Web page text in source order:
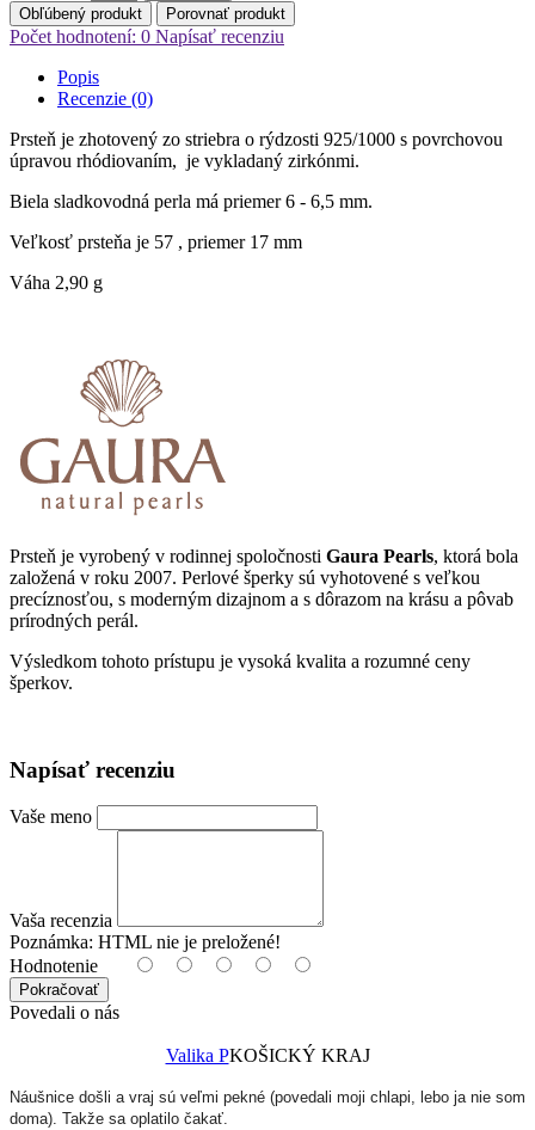
Obľúbený produkt Porovnať produkt
Počet hodnotení: 0 Napísať recenziu
Popis
Recenzie (0)
Prsteň je zhotovený zo striebra o rýdzosti 925/1000 s povrchovou
úpravou rhódiovaním, je vykladaný zirkónmi.
Biela sladkovodná perla má priemer 6 - 6,5 mm.
Veľkosť prsteňa je 57 , priemer 17 mm
Váha 2,90 g
Prsteň je vyrobený v rodinnej spoločnosti Gaura Pearls, ktorá bola
založená v roku 2007. Perlové šperky sú vyhotovené s veľkou
precíznosťou, s moderným dizajnom a s dôrazom na krásu a pôvab
prírodných perál.
Výsledkom tohoto prístupu je vysoká kvalita a rozumné ceny
šperkov.
Napísať recenziu
Vaše meno
Vaša recenzia
Poznámka: HTML nie je preložené!
Hodnotenie
Pokračovať
Povedali o nás
Valika PKOŠICKÝ KRAJ
Náušnice došli a vraj sú veľmi pekné (povedali moji chlapi, lebo ja nie som
doma). Takže sa oplatilo čakať.